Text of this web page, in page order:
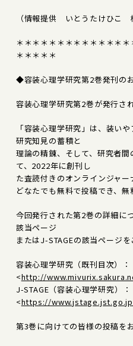
（情報提供 いとうたけひこ
＊＊＊＊＊＊＊＊＊＊＊＊＊
＊＊＊＊＊
◆容装心理学研究第2巻発刊の
容装心理学研究第2巻が発行さ
「容装心理学研究」は、装い
研究知見の蓄積と
理論の精錬、そして、研究者
て、2022年に創刊し
た査読付きのオンラインジャー
どなたでも無料で投稿でき、無
今回発行された第2巻の詳細に
該当ページ
またはJ-STAGEの該当ページを
容装心理学研究（既刊目次）：
<http://
J-STAGE（容装心理学研究）：
<https://
第3巻に向けての皆様の投稿を